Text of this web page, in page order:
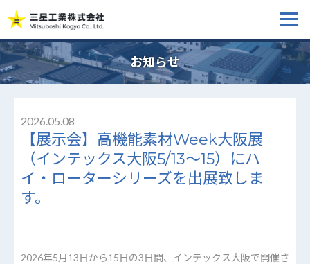
お知らせ
2026.05.08
【展示会】高機能素材Week大阪展
（インテックス大阪5/13～15）にハ
イ・ローターシリーズを出展致しま
す。
2026年5月13日から15日の3日間、インテックス大阪で開催さ